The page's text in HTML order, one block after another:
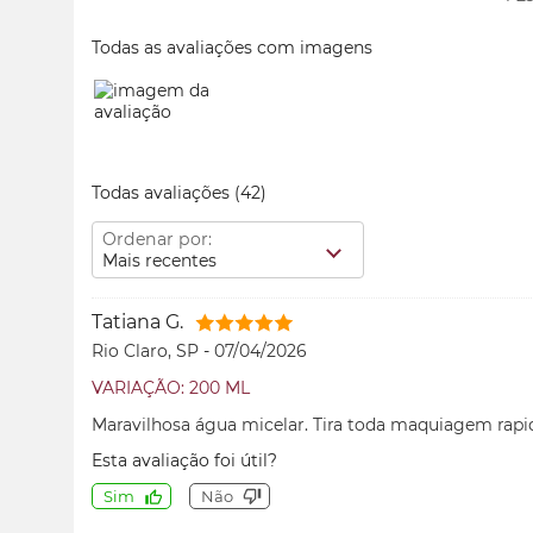
Todas as avaliações com imagens
Todas avaliações (42)
Ordenar por:
Mais recentes
Tatiana G.
Rio Claro, SP - 07/04/2026
VARIAÇÃO: 200 ML
Maravilhosa água micelar. Tira toda maquiagem
Esta avaliação foi útil?
Sim Não